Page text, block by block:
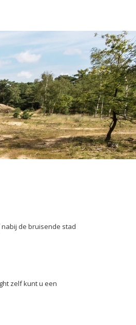
de bruisende stad
zelf kunt u een